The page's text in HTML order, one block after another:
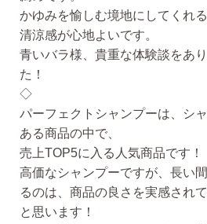
かゆみを愉しむ境地にしてくれ
清涼感が心地よいです。
青いバラ様、貴重な体験談をあ
た！
◇
パーフェクトシャンプーは、シ
ある商品の中で、
売上TOP5に入る人気商品です！
高価なシャンプーですが、長い
るのは、商品の良さを実感され
と思います！